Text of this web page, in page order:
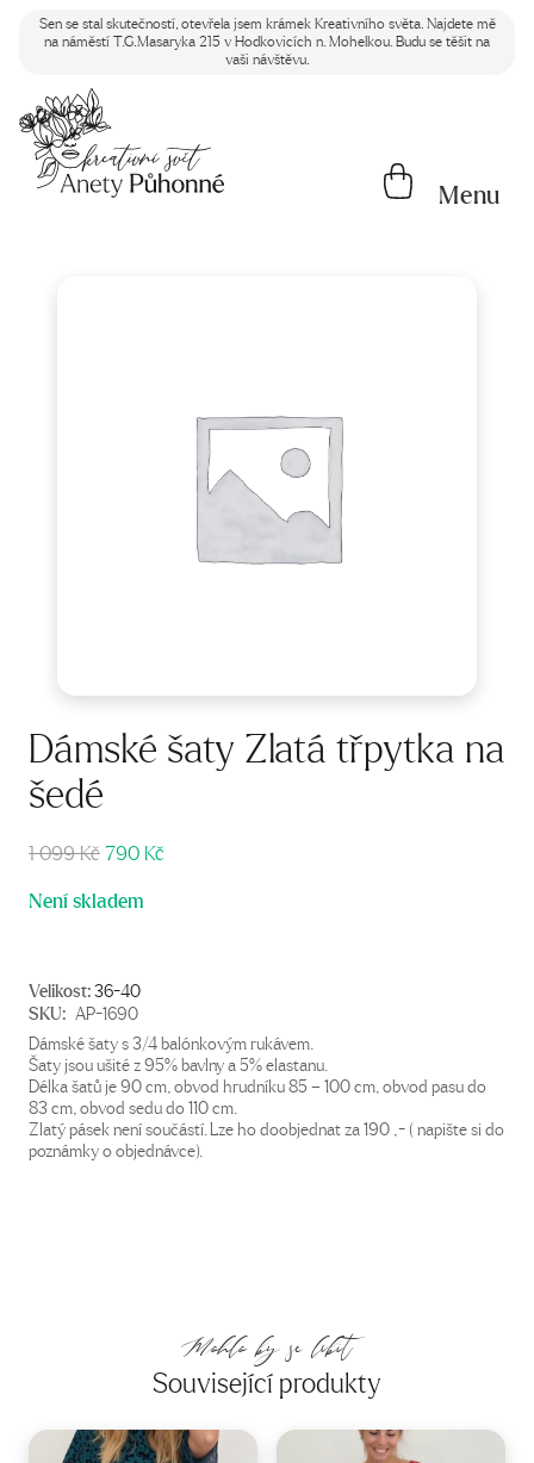
Sen se stal skutečností, otevřela jsem krámek Kreativního světa. Najdete mě
na náměstí T.G.Masaryka 215 v Hodkovicích n. Mohelkou. Budu se těšit na
vaši návštěvu.
Menu
Dámské šaty Zlatá třpytka na
šedé
1 099KčPůvodní
byla:
790 Kč
Není skladem
Velikost:36-40
SKU: AP-1690
Dámské šaty s 3/4 balónkovým rukávem.
Šaty jsou ušité z 95% bavlny a 5% elastanu.
Délka šatů je 90 cm, obvod hrudníku 85 – 100 cm, obvod pasu do
83 cm, obvod sedu do 110 cm.
Zlatý pásek není součástí. Lze ho doobjednat za 190 ,- ( napište si do
poznámky o objednávce).
Mohlo by se líbit
Související produkty